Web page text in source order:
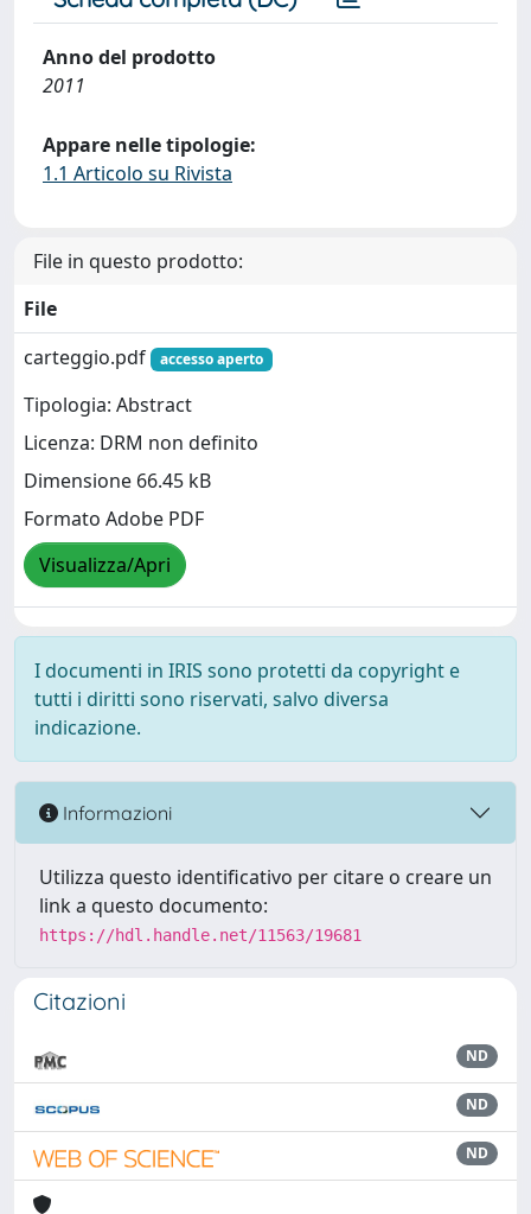
Anno del prodotto
2011
Appare nelle tipologie:
1.1 Articolo su Rivista
File in questo prodotto:
File
carteggio.pdf
accesso aperto
Tipologia: Abstract
Licenza: DRM non definito
Dimensione 66.45 kB
Formato Adobe PDF
Visualizza/Apri
I documenti in IRIS sono protetti da copyright e
tutti i diritti sono riservati, salvo diversa
indicazione.
Informazioni
Utilizza questo identificativo per citare o creare un
link a questo documento:
https://hdl.handle.net/11563/19681
Citazioni
ND
ND
ND